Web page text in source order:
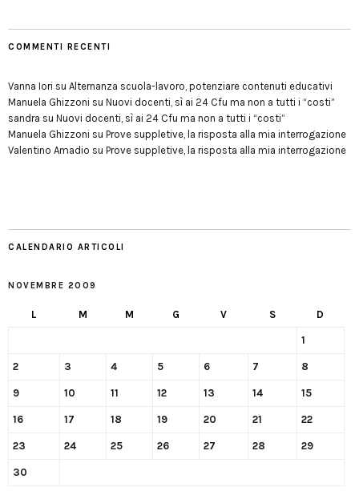
COMMENTI RECENTI
Vanna Iori su Alternanza scuola-lavoro, potenziare contenuti educativi
Manuela Ghizzoni su Nuovi docenti, sì ai 24 Cfu ma non a tutti i “costi”
sandra su Nuovi docenti, sì ai 24 Cfu ma non a tutti i “costi”
Manuela Ghizzoni su Prove suppletive, la risposta alla mia interrogazione
Valentino Amadio su Prove suppletive, la risposta alla mia interrogazione
CALENDARIO ARTICOLI
NOVEMBRE 2009
L M M G V S D
1
2 3 4 5 6 7 8
9 10 11 12 13 14 15
16 17 18 19 20 21 22
23 24 25 26 27 28 29
30